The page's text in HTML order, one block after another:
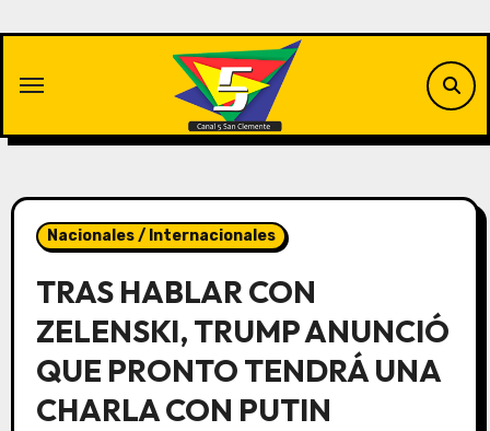
contenido
Nacionales / Internacionales
TRAS HABLAR CON
ZELENSKI, TRUMP ANUNCIÓ
QUE PRONTO TENDRÁ UNA
CHARLA CON PUTIN